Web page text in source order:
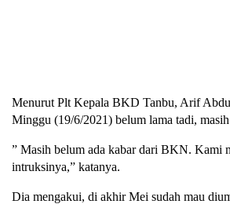
Menurut Plt Kepala BKD Tanbu, Arif
Minggu (19/6/2021) belum lama tadi,
” Masih belum ada kabar dari BKN. Kami
intruksinya,” katanya.
Dia mengakui, di akhir Mei sudah mau